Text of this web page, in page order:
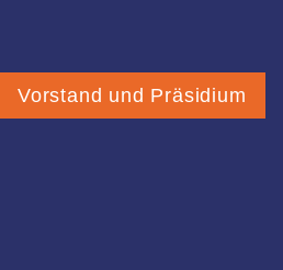
Vorstand und Präsidium